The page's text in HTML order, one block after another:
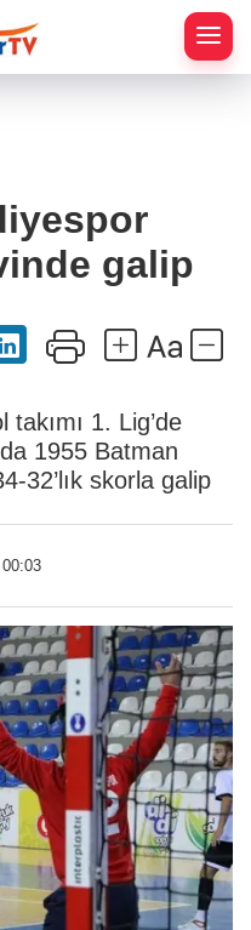
galip
1. Lig’de
1955 Batman
32’lık skorla galip